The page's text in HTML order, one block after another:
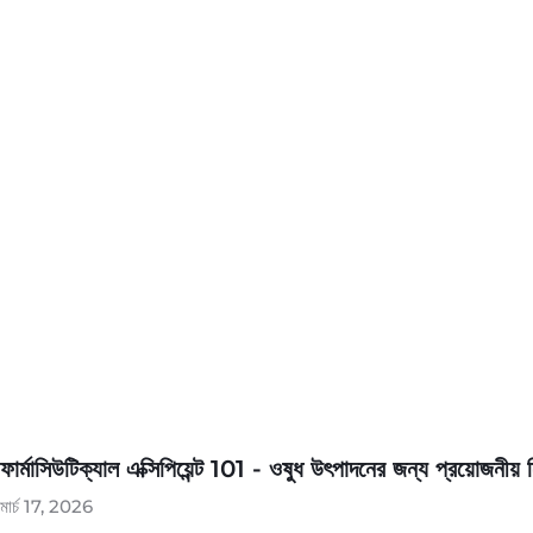
ফার্মাসিউটিক্যাল এক্সিপিয়েন্ট 101 - ওষুধ উৎপাদনের জন্য প্রয়োজনীয়
মার্চ 17, 2026